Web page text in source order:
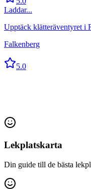
Laddar...
Upptäck klätteräventyret i
Falkenberg
5.0
Lekplatskarta
Din guide till de bästa